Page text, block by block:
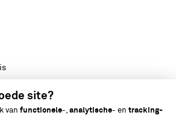
site?
van functionele-, analytische- en tracking-